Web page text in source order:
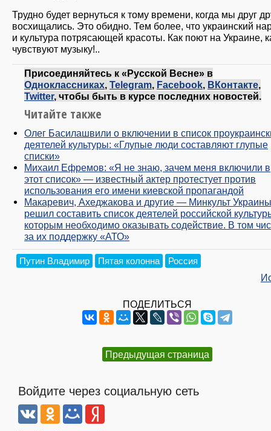
Трудно будет вернуться к тому времени, когда мы друг
восхищались. Это обидно. Тем более, что украинский
и культура потрясающей красоты. Как поют на Украине,
чувствуют музыку!..
Присоединяйтесь к «Русской Весне» в
Одноклассниках, Telegram, Facebook, ВКонтакте,
Twitter, чтобы быть в курсе последних новостей.
Читайте также
Олег Басилашвили о включении в список
деятелей культуры: «Глупые люди составляют глупые
списки»
Михаил Ефремов: «Я не знаю, зачем меня включили в
этот список» — известный актер протестует против
использования его имени киевской пропагандой
Макаревич, Ахеджакова и другие — Минкульт Украины
решил составить список деятелей российской
которым необходимо оказывать содействие. В том
за их поддержку «АТО»
Путин Владимир Пятая колонна Россия
ПОДЕЛИТЬСЯ
Предыдущая страница
Войдите через социальную сеть